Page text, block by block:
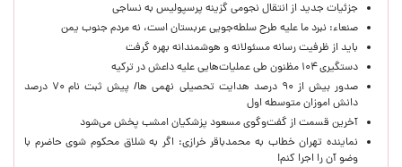
جزئیات جدید از انتقال نجومی گزینه پرسپولیس به نساجی
صنعاء: نبرد ما علیه طرح سلطه‌جویی عربستان است، نه مردم جنوب یمن
باید از ظرفیت رسانه مسئولانه و هوشمندانه بهره گرفت
دستگیری ۱۰۴ مظنون طی عملیات‌هایی علیه داعش در ترکیه
صدور بیش از ۹۰ درصد هدایت تحصیلی نهمی ها/ پیش ثبت نام ۷۰ درصد
دانش اموزان متوسطه اول
آخرین قسمت از گفت‌وگوی مسعود پزشکیان امشب پخش می‌شود
نماینده تهران خطاب به محمدباقر خرازی: اگر به شلاق محکوم شوی حاضرم با
وضو آن را اجرا کنم!